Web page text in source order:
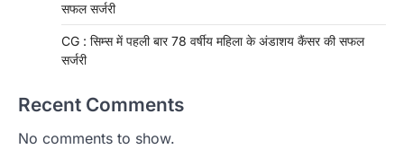
सफल सर्जरी
CG : सिम्स में पहली बार 78 वर्षीय महिला के अंडाशय कैंसर की सफल
सर्जरी
Recent Comments
No comments to show.